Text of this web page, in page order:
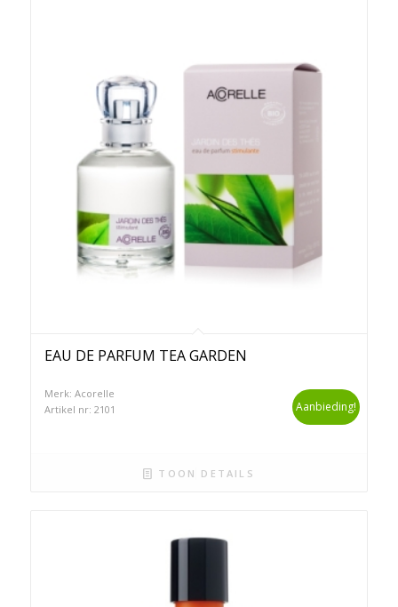
EAU DE PARFUM TEA GARDEN
Merk: Acorelle
Artikel nr: 2101
Aanbieding!
TOON DETAILS